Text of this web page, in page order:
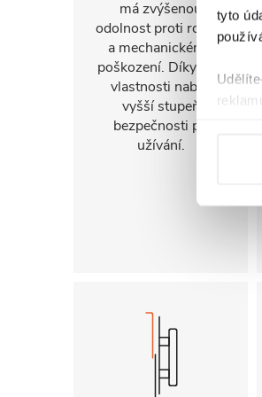
tyto
má zvýšenou
odolnost proti rozbití
a mechanickému
poškození. Díky této
vlastnosti nabízí
vyšší stupeň
bezpečnosti při
užívání.